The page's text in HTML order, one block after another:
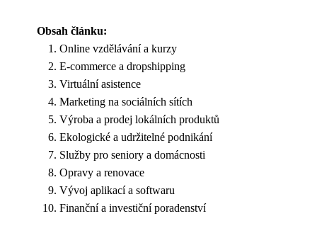
Obsah článku:
Online vzdělávání a kurzy
E-commerce a dropshipping
Virtuální asistence
Marketing na sociálních sítích
Výroba a prodej lokálních produktů
Ekologické a udržitelné podnikání
Služby pro seniory a domácnosti
Opravy a renovace
Vývoj aplikací a softwaru
Finanční a investiční poradenství